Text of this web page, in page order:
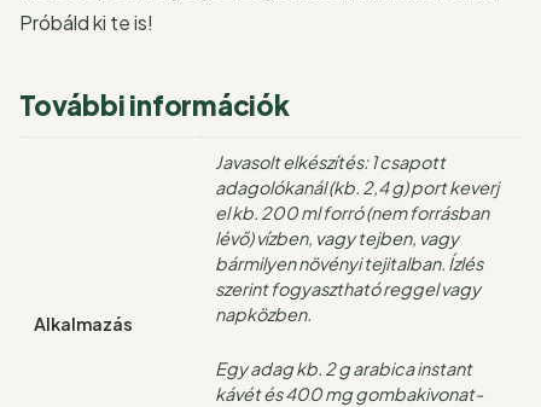
Próbáld ki te is!
További információk
Alkalmazás
Javasolt elkészítés: 1 csapott
adagolókanál (kb. 2,4 g) port keverj
el kb. 200 ml forró (nem forrásban
lévő) vízben, vagy tejben, vagy
bármilyen növényi tejitalban. Ízlés
szerint fogyasztható reggel vagy
napközben.
Egy adag kb. 2 g arabica instant
kávét és 400 mg gombakivonat-